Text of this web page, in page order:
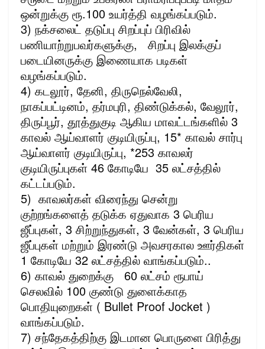
ஒன்றுக்கு ரூ.100 உயர்த்தி வழங்கப்படும்.
3) நக்சலைட் தடுப்பு சிறப்புப் பிரிவில்
பணியாற்றுபவர்களுக்கு, சிறப்பு இலக்குப்
படையினருக்கு இணையாக படிகள்
வழங்கப்படும்.
4) கடலூர், தேனி, திருநெல்வேலி,
நாகப்பட்டினம், தர்மபுரி, திண்டுக்கல், வேலூர்,
திருப்பூர், தூத்துகுடி ஆகிய மாவட்டங்களில் 3
காவல் ஆய்வாளர் குடியிருப்பு, 15* காவல் சார்பு
ஆய்வாளர் குடியிருப்பு, *253 காவலர்
குடியிருப்புகள் 46 கோடியே 35 லட்சத்தில்
கட்டப்படும்.
5) காவலர்கள் விரைந்து சென்று
குற்றங்களைத் தடுக்க ஏதுவாக 3 பெரிய
ஜீப்புகள், 3 சிற்றுந்துகள், 3 வேன்கள், 3 பெரிய
ஜீப்புகள் மற்றும் இரண்டு அவசரகால ஊர்திகள்
1 கோடியே 32 லட்சத்தில் வாங்கப்படும்..
6) காவல் துறைக்கு 60 லட்சம் ரூபாய்
செலவில் 100 குண்டு துளைக்காத
பொதியுறைகள் ( Bullet Proof Jocket )
வாங்கப்படும்.
7) சந்தேகத்திற்கு இடமான பொருளை பிரித்து